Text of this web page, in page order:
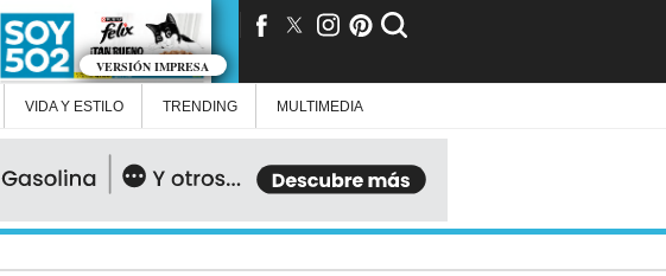
VERSIÓN IMPRESA
VIDA Y ESTILO TRENDING MULTIMEDIA